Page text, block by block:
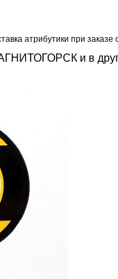
атрибутики при заказе
и в